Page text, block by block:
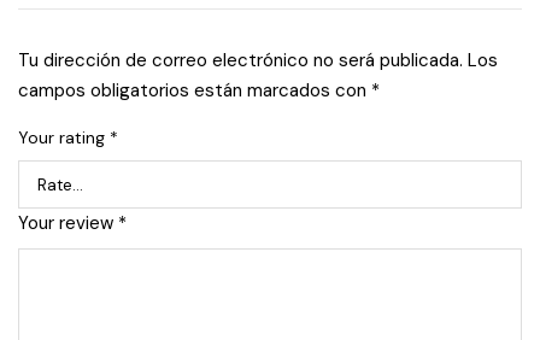
Tu dirección de correo electrónico no será publicada. Los
campos obligatorios están marcados con *
Your rating *
Your review *